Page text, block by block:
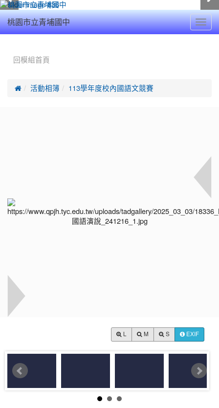
桃園市立青埔國中
回模組首頁
 活動相簿 113學年度校內國語文競賽
M S EXIF